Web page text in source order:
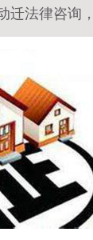
迁法律咨询